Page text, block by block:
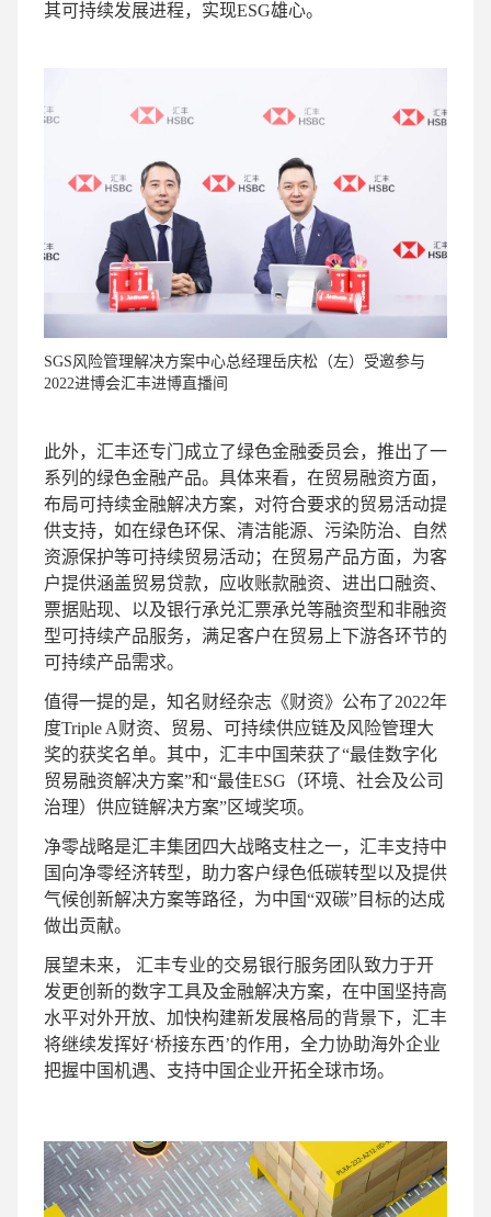
其可持续发展进程，实现ESG雄心。
SGS风险管理解决方案中心总经理岳庆松（左）受邀参与
2022进博会汇丰进博直播间
此外，汇丰还专门成立了绿色金融委员会，推出了一
系列的绿色金融产品。具体来看，在贸易融资方面，
布局可持续金融解决方案，对符合要求的贸易活动提
供支持，如在绿色环保、清洁能源、污染防治、自然
资源保护等可持续贸易活动；在贸易产品方面，为客
户提供涵盖贸易贷款，应收账款融资、进出口融资、
票据贴现、以及银行承兑汇票承兑等融资型和非融资
型可持续产品服务，满足客户在贸易上下游各环节的
可持续产品需求。
值得一提的是，知名财经杂志《财资》公布了2022年
度Triple A财资、贸易、可持续供应链及风险管理大
奖的获奖名单。其中，汇丰中国荣获了“最佳数字化
贸易融资解决方案”和“最佳ESG（环境、社会及公司
治理）供应链解决方案”区域奖项。
净零战略是汇丰集团四大战略支柱之一，汇丰支持中
国向净零经济转型，助力客户绿色低碳转型以及提供
气候创新解决方案等路径，为中国“双碳”目标的达成
做出贡献。
展望未来， 汇丰专业的交易银行服务团队致力于开
发更创新的数字工具及金融解决方案，在中国坚持高
水平对外开放、加快构建新发展格局的背景下，汇丰
将继续发挥好‘桥接东西’的作用，全力协助海外企业
把握中国机遇、支持中国企业开拓全球市场。